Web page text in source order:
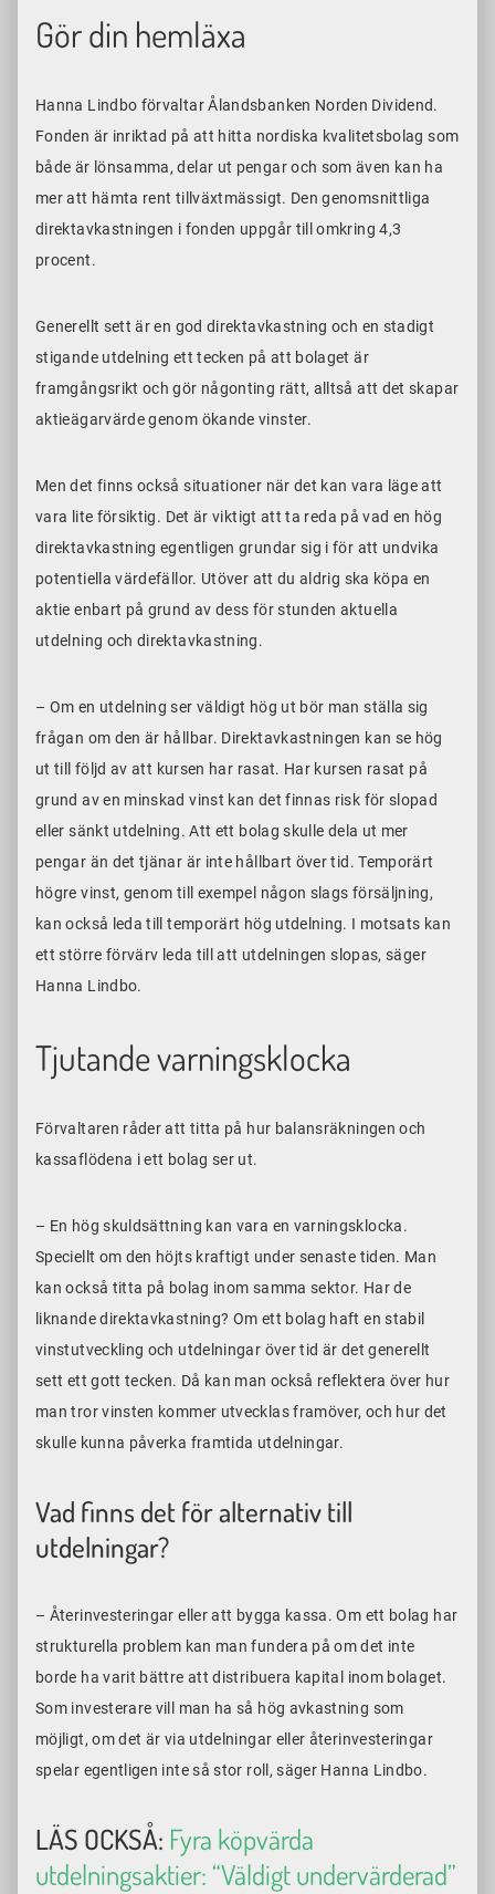
Gör din hemläxa
Hanna Lindbo förvaltar Ålandsbanken Norden Dividend.
Fonden är inriktad på att hitta nordiska kvalitetsbolag som
både är lönsamma, delar ut pengar och som även kan ha
mer att hämta rent tillväxtmässigt. Den genomsnittliga
direktavkastningen i fonden uppgår till omkring 4,3
procent.
Generellt sett är en god direktavkastning och en stadigt
stigande utdelning ett tecken på att bolaget är
framgångsrikt och gör någonting rätt, alltså att det skapar
aktieägarvärde genom ökande vinster.
Men det finns också situationer när det kan vara läge att
vara lite försiktig. Det är viktigt att ta reda på vad en hög
direktavkastning egentligen grundar sig i för att undvika
potentiella värdefällor. Utöver att du aldrig ska köpa en
aktie enbart på grund av dess för stunden aktuella
utdelning och direktavkastning.
– Om en utdelning ser väldigt hög ut bör man ställa sig
frågan om den är hållbar. Direktavkastningen kan se hög
ut till följd av att kursen har rasat. Har kursen rasat på
grund av en minskad vinst kan det finnas risk för slopad
eller sänkt utdelning. Att ett bolag skulle dela ut mer
pengar än det tjänar är inte hållbart över tid. Temporärt
högre vinst, genom till exempel någon slags försäljning,
kan också leda till temporärt hög utdelning. I motsats kan
ett större förvärv leda till att utdelningen slopas, säger
Hanna Lindbo.
Tjutande varningsklocka
Förvaltaren råder att titta på hur balansräkningen och
kassaflödena i ett bolag ser ut.
– En hög skuldsättning kan vara en varningsklocka.
Speciellt om den höjts kraftigt under senaste tiden. Man
kan också titta på bolag inom samma sektor. Har de
liknande direktavkastning? Om ett bolag haft en stabil
vinstutveckling och utdelningar över tid är det generellt
sett ett gott tecken. Då kan man också reflektera över hur
man tror vinsten kommer utvecklas framöver, och hur det
skulle kunna påverka framtida utdelningar.
Vad finns det för alternativ till
utdelningar?
– Återinvesteringar eller att bygga kassa. Om ett bolag har
strukturella problem kan man fundera på om det inte
borde ha varit bättre att distribuera kapital inom bolaget.
Som investerare vill man ha så hög avkastning som
möjligt, om det är via utdelningar eller återinvesteringar
spelar egentligen inte så stor roll, säger Hanna Lindbo.
LÄS OCKSÅ: Fyra köpvärda
utdelningsaktier: “Väldigt undervärderad”